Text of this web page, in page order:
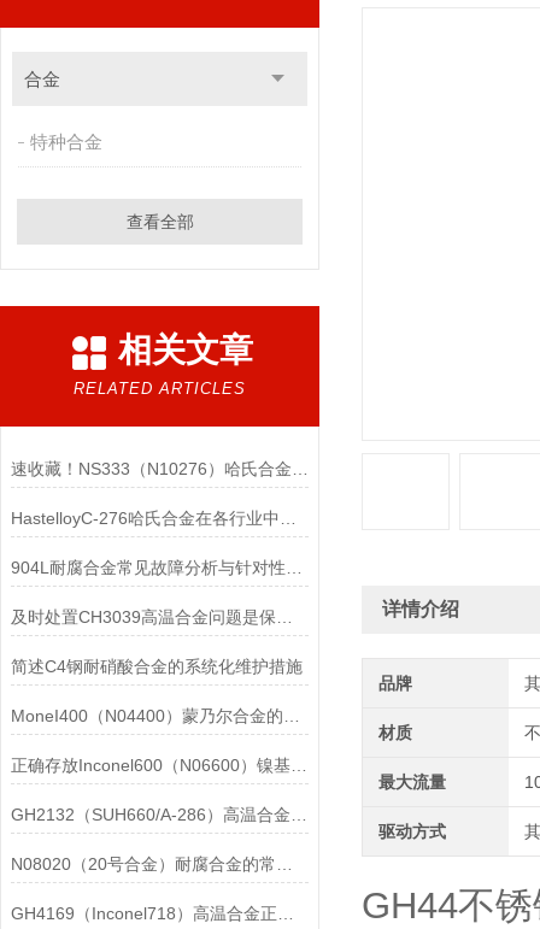
合金
特种合金
查看全部
相关文章
RELATED ARTICLES
简述C4钢耐硝酸合金的系统化维护措施
正确存放Inconel600（N06600）镍基合金的重要性介绍
详情介绍
品牌
材质
最大流量
驱动方式
GH44不